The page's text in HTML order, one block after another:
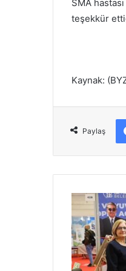
SMA
teşekkür
Kaynak:
Paylaş
B
a
y
r
a
m